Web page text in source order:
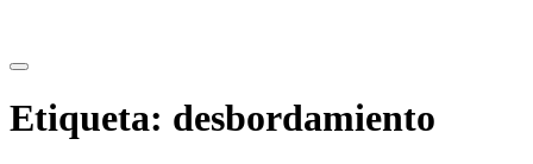
contenido
Etiqueta: desbordamiento